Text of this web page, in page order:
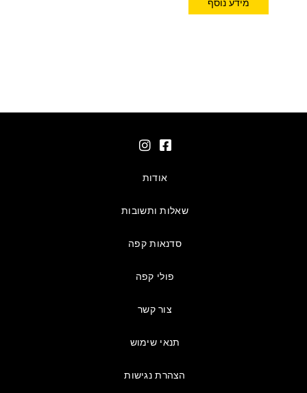
מידע נוסף
אודות
שאלות ותשובות
סדנאות קפה
פולי קפה
צור קשר
תנאי שימוש
הצהרת נגישות